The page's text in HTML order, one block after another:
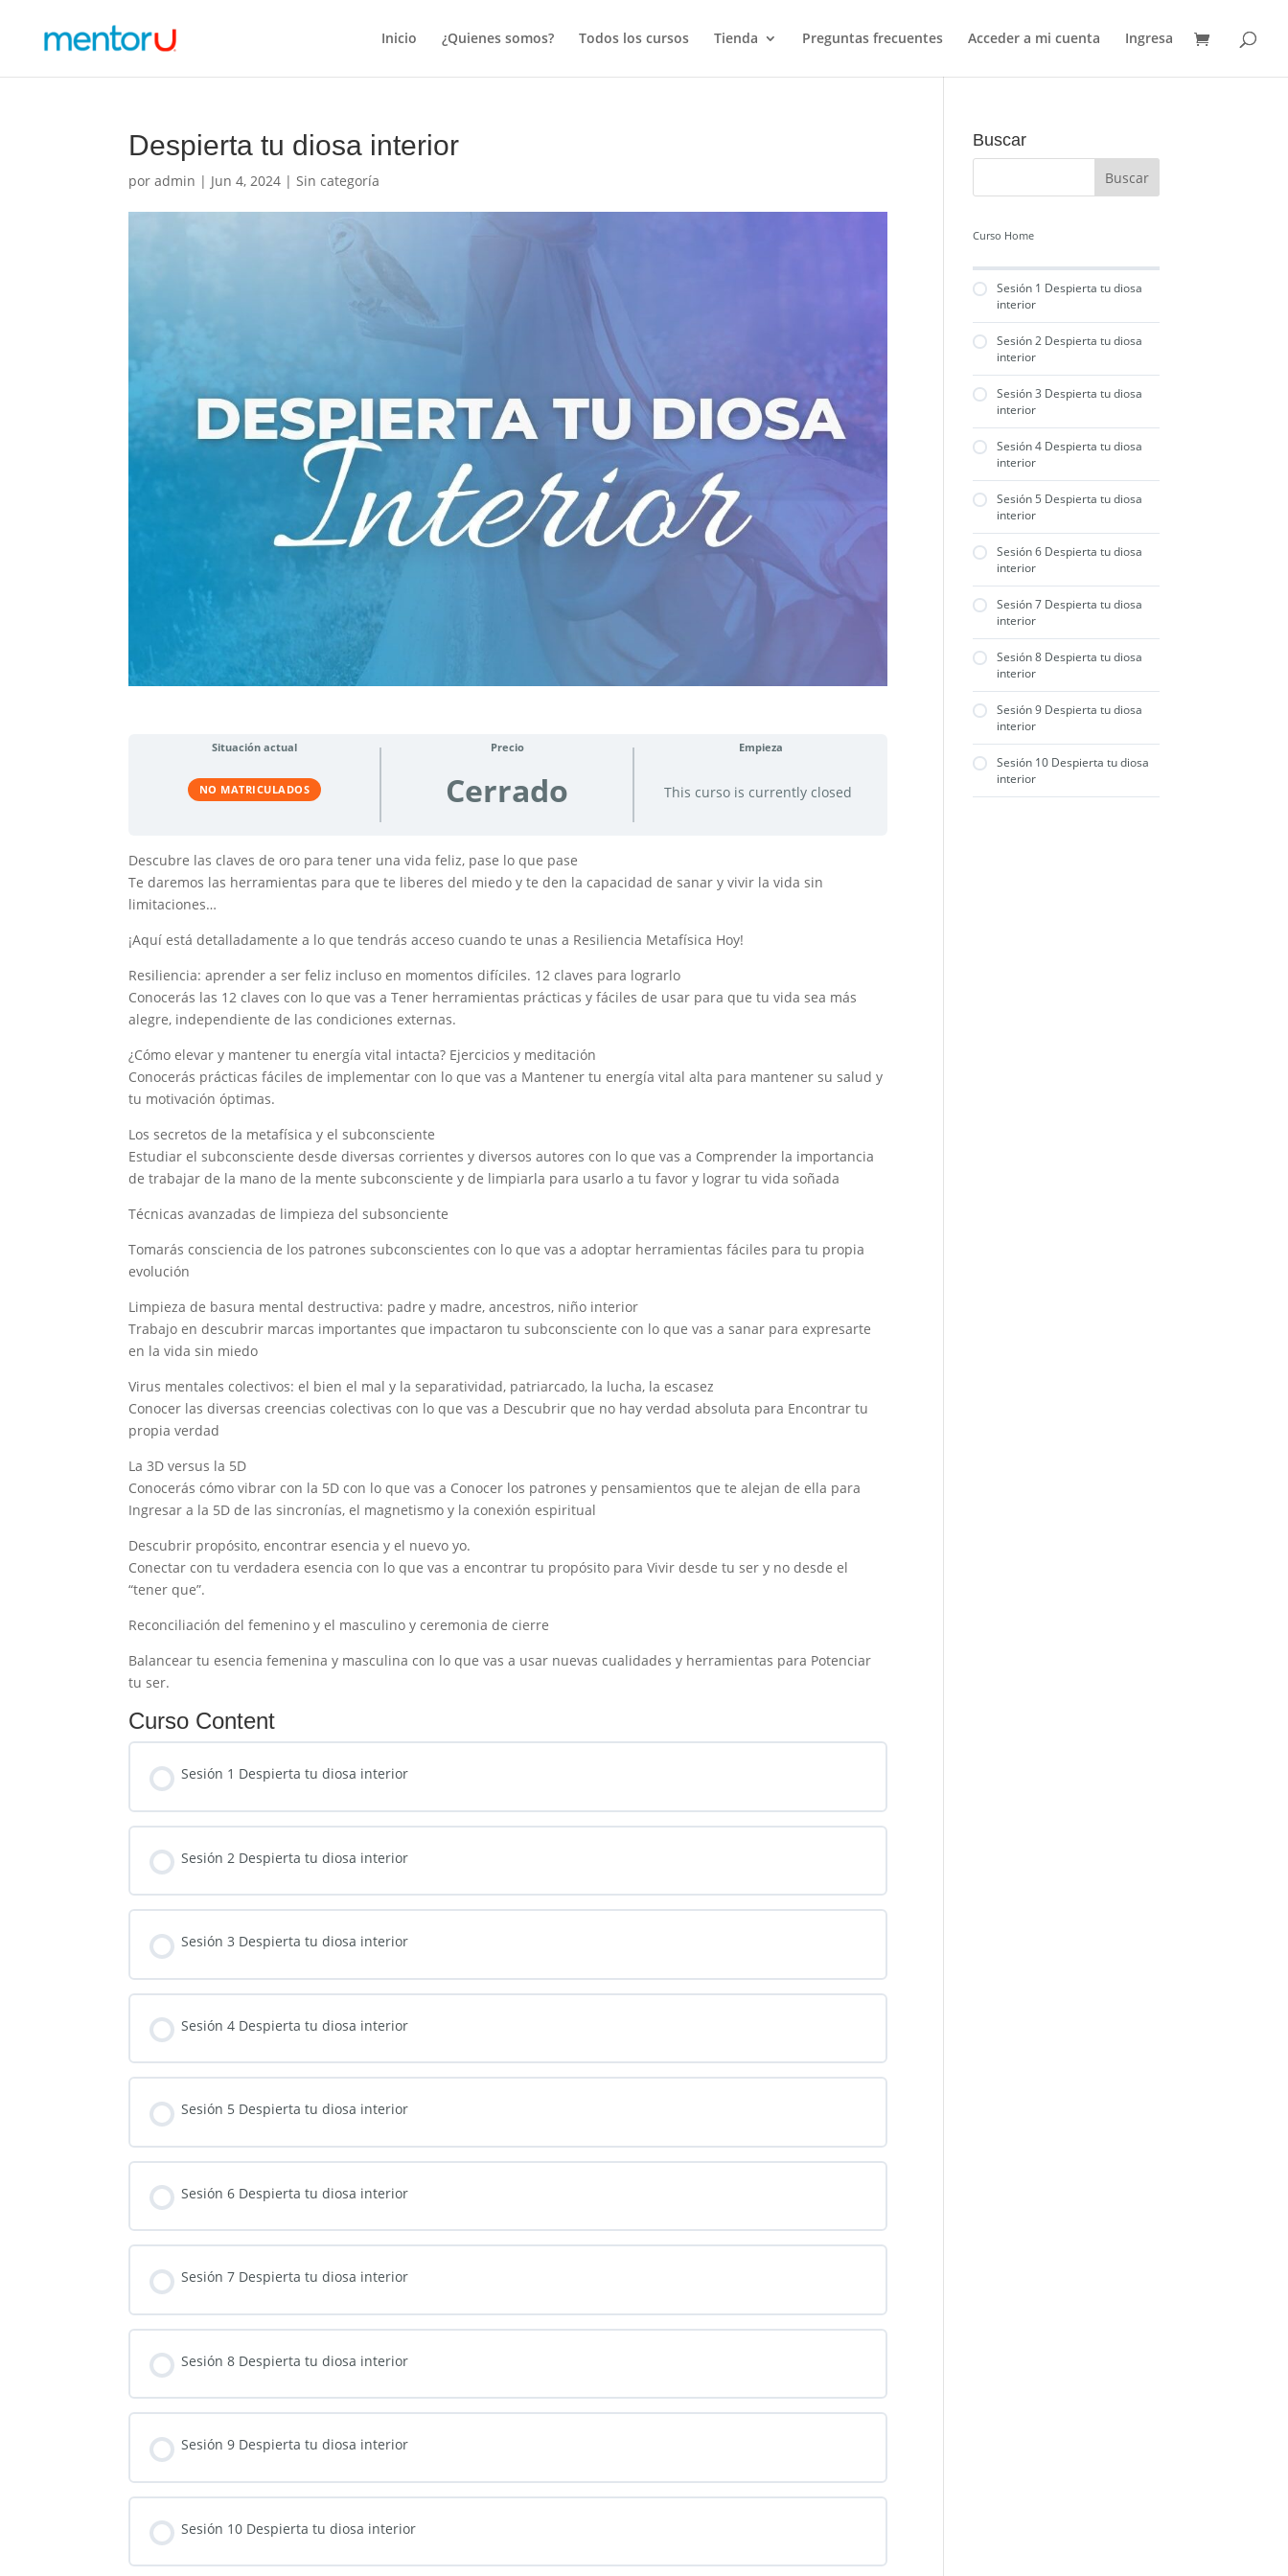
Inicio ¿Quienes somos? Todos los cursos Tienda Preguntas frecuentes Acceder a mi cuenta Ingresa
Despierta tu diosa interior
poradmin | Jun 4, 2024 | Sin categoría
Situación actual
NO MATRICULADOS
Precio
Cerrado
Empieza
This curso is currently closed
Descubre las claves de oro para tener una vida feliz, pase lo que pase
Te daremos las herramientas para que te liberes del miedo y te den la capacidad de sanar y vivir la vida sin
limitaciones…
¡Aquí está detalladamente a lo que tendrás acceso cuando te unas a Resiliencia Metafísica Hoy!
Resiliencia: aprender a ser feliz incluso en momentos difíciles. 12 claves para lograrlo
Conocerás las 12 claves con lo que vas a Tener herramientas prácticas y fáciles de usar para que tu vida sea más
alegre, independiente de las condiciones externas.
¿Cómo elevar y mantener tu energía vital intacta? Ejercicios y meditación
Conocerás prácticas fáciles de implementar con lo que vas a Mantener tu energía vital alta para mantener su salud y
tu motivación óptimas.
Los secretos de la metafísica y el subconsciente
Estudiar el subconsciente desde diversas corrientes y diversos autores con lo que vas a Comprender la importancia
de trabajar de la mano de la mente subconsciente y de limpiarla para usarlo a tu favor y lograr tu vida soñada
Técnicas avanzadas de limpieza del subsonciente
Tomarás consciencia de los patrones subconscientes con lo que vas a adoptar herramientas fáciles para tu propia
evolución
Limpieza de basura mental destructiva: padre y madre, ancestros, niño interior
Trabajo en descubrir marcas importantes que impactaron tu subconsciente con lo que vas a sanar para expresarte
en la vida sin miedo
Virus mentales colectivos: el bien el mal y la separatividad, patriarcado, la lucha, la escasez
Conocer las diversas creencias colectivas con lo que vas a Descubrir que no hay verdad absoluta para Encontrar tu
propia verdad
La 3D versus la 5D
Conocerás cómo vibrar con la 5D con lo que vas a Conocer los patrones y pensamientos que te alejan de ella para
Ingresar a la 5D de las sincronías, el magnetismo y la conexión espiritual
Descubrir propósito, encontrar esencia y el nuevo yo.
Conectar con tu verdadera esencia con lo que vas a encontrar tu propósito para Vivir desde tu ser y no desde el
“tener que”.
Reconciliación del femenino y el masculino y ceremonia de cierre
Balancear tu esencia femenina y masculina con lo que vas a usar nuevas cualidades y herramientas para Potenciar
tu ser.
Curso Content
Sesión 1 Despierta tu diosa interior
Sesión 2 Despierta tu diosa interior
Sesión 3 Despierta tu diosa interior
Sesión 4 Despierta tu diosa interior
Sesión 5 Despierta tu diosa interior
Sesión 6 Despierta tu diosa interior
Sesión 7 Despierta tu diosa interior
Sesión 8 Despierta tu diosa interior
Sesión 9 Despierta tu diosa interior
Sesión 10 Despierta tu diosa interior
Buscar
Curso Home
Sesión 1 Despierta tu diosa
interior
Sesión 2 Despierta tu diosa
interior
Sesión 3 Despierta tu diosa
interior
Sesión 4 Despierta tu diosa
interior
Sesión 5 Despierta tu diosa
interior
Sesión 6 Despierta tu diosa
interior
Sesión 7 Despierta tu diosa
interior
Sesión 8 Despierta tu diosa
interior
Sesión 9 Despierta tu diosa
interior
Sesión 10 Despierta tu diosa
interior